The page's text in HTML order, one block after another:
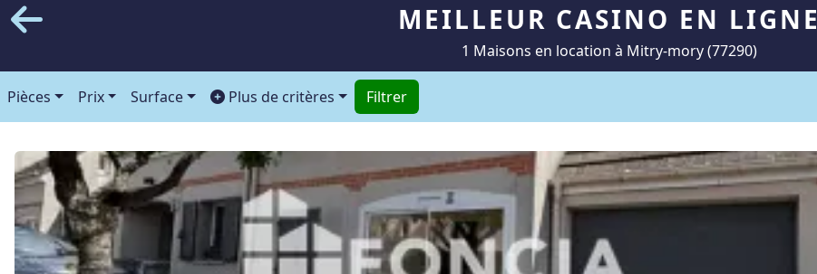
MEILLEUR CASINO EN LIGNE
1 Maisons en location à Mitry-mory (77290)
Pièces Prix Surface Plus de critères Filtrer